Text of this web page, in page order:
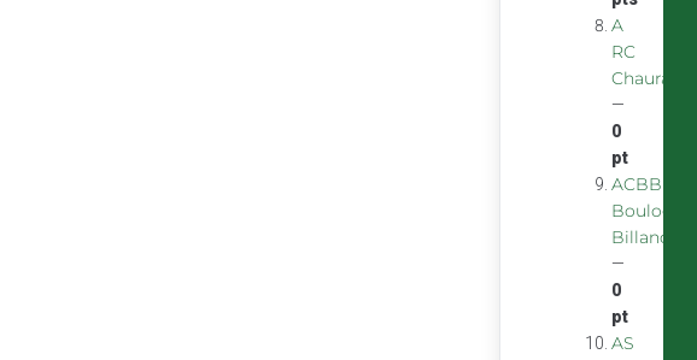
A
RC
Chauray
—
0
pt
ACBB
Boulogne
Billancourt
—
0
pt
AS